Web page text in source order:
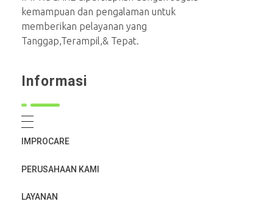
kemampuan dan pengalaman untuk
memberikan pelayanan yang
Tanggap,Terampil,& Tepat.
Informasi
IMPROCARE
PERUSAHAAN KAMI
LAYANAN